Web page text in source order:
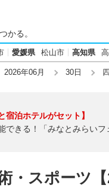
かる。
愛媛県 松山市 高知県
2026年06月 30日
宿泊ホテルがセット】
できる！「みなとみらい
・スポーツ【